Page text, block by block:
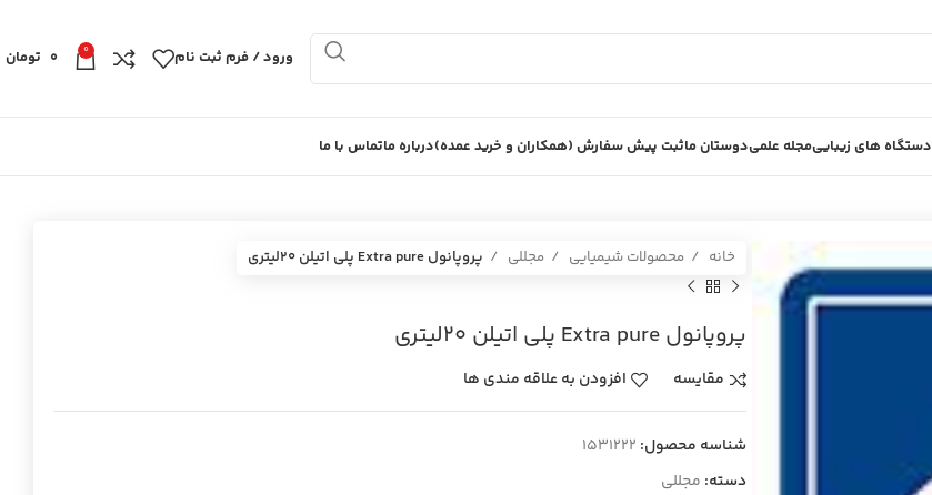
ورود / فرم ثبت نام 0
0 تومان
دستگاه های زیباییمجله علمیدوستان ماثبت پیش سفارش (همکاران و خرید عمده)درباره ماتماس با ما
خانه محصولات شیمیایی مجللی پروپانول Extra pure پلي اتيلن 20ليتري
پروپانول Extra pure پلي اتيلن 20ليتري
مقایسه افزودن به علاقه مندی ها
شناسه محصول: 1531222
دسته: مجللی